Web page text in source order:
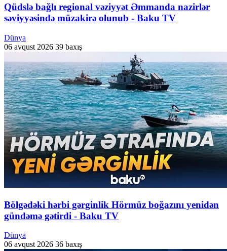
Qüdslə bağlı regional vəziyyət Əmmanda nazirlər
səviyyəsində müzakirə olunub - Baku TV
Dünya
06 avqust 2026 39 baxış
Bölgədəki hərbi gərginlik Hörmüz boğazını yenidən
gündəmə gətirdi - Baku TV
Dünya
06 avqust 2026 36 baxış